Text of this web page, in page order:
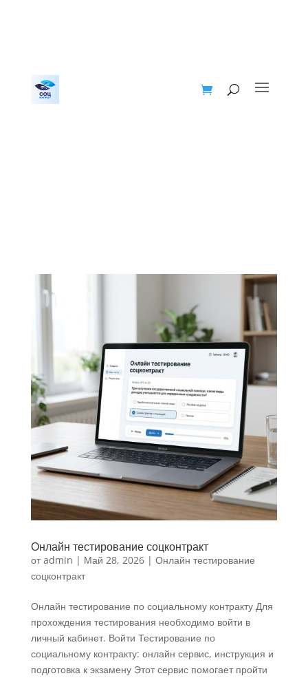
Онлайн тестирование соцконтракт
отadmin | Май 28, 2026| Онлайн тестирование
соцконтракт
Онлайн тестирование по социальному контракту Для
прохождения тестирования необходимо войти в
личный кабинет. Войти Тестирование по
социальному контракту: онлайн сервис, инструкция и
подготовка к экзамену Этот сервис помогает пройти